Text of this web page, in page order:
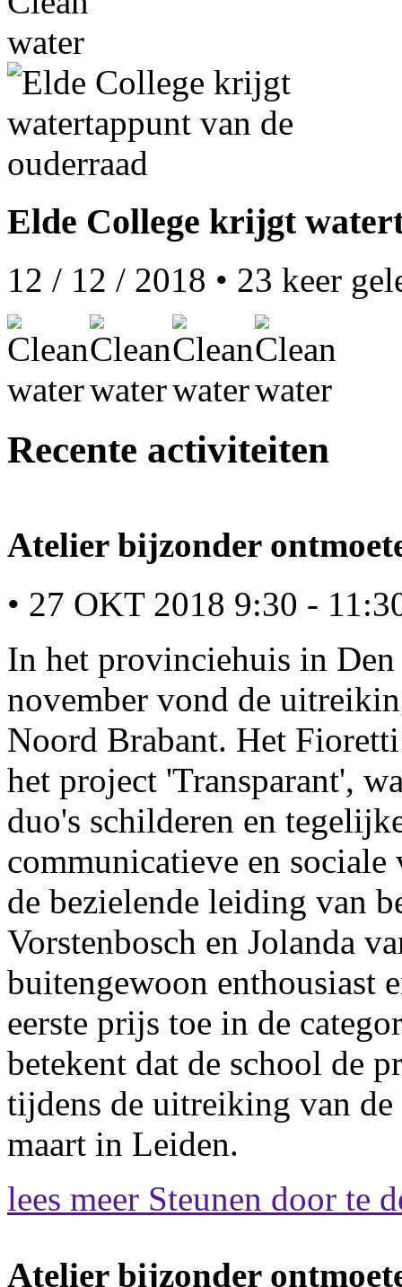
Elde College krijgt
12 / 12 / 2018 • 23 keer
Recente activiteiten
Atelier bijzonder
• 27 OKT 2018 9:30 -
In het provinciehuis in
november vond de
Noord Brabant. Het
het project 'Transparant',
duo's schilderen en
communicatieve en
de bezielende leiding van
Vorstenbosch en Jolanda
buitengewoon enthousiast
eerste prijs toe in de
betekent dat de school de
tijdens de uitreiking van
maart in Leiden.
lees meer Steunen door te
Atelier bijzonder